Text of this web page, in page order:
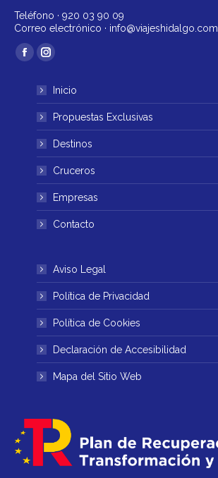
Teléfono · 920 03 90 09
Correo electrónico · info@viajeshidalgo.com
Encuéntranos en:
Facebook
abre
una
ventana
Instagram
se
abre
en
una
ventana
Inicio
Propuestas Exclusivas
Destinos
Cruceros
Empresas
Contacto
Aviso Legal
Política de Privacidad
Política de Cookies
Declaración de Accesibilidad
Mapa del Sitio Web